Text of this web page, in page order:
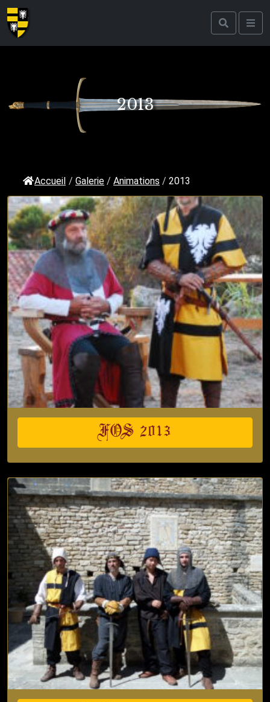
2013
Accueil / Galerie / Animations / 2013
FOS 2013